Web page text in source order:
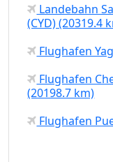
Landebahn
(CYD) (20319.4
Flughafen
Flughafen
(20198.7 km)
Flughafen